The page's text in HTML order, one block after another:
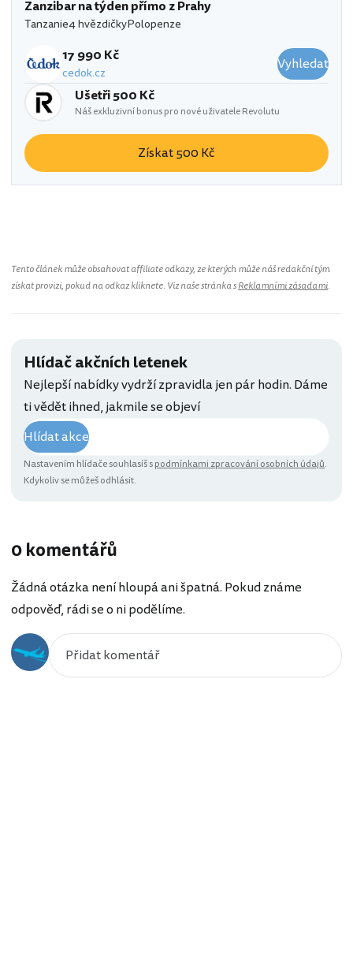
Zanzibar na týden přímo z Prahy
Tanzanie4 hvězdičkyPolopenze
17 990 Kč
cedok.cz
Vyhledat
Ušetři 500 Kč
Náš exkluzivní bonus pro nové uživatele Revolutu
Získat 500 Kč
Tento článek může obsahovat affiliate odkazy, ze kterých může náš redakční tým
získat provizi, pokud na odkaz kliknete. Viz naše stránka sReklamními zásadami.
Hlídač akčních letenek
Nejlepší nabídky vydrží zpravidla jen pár hodin. Dáme
ti vědět ihned, jakmile se objeví
Hlídat akce
Nastavením hlídače souhlasíš spodmínkami zpracování osobních údajů.
Kdykoliv se můžeš odhlásit.
0 komentářů
Žádná otázka není hloupá ani špatná. Pokud známe
odpověď, rádi se o ni podělíme.